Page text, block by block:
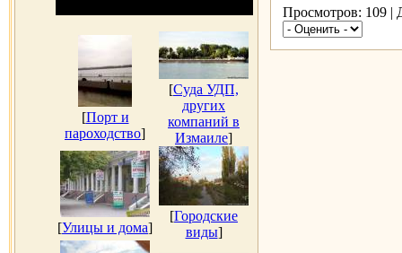
[Порт и
пароходство]
[Суда УДП,
других
компаний в
Измаиле]
[Улицы и дома]
[Городские
виды]
Просмотров: 109 |